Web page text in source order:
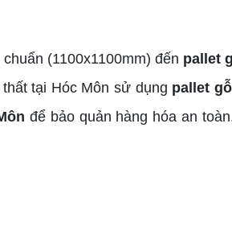
(1100x1100mm) đến pallet
tại Hóc Môn sử dụng pallet
để bảo quản hàng hóa an